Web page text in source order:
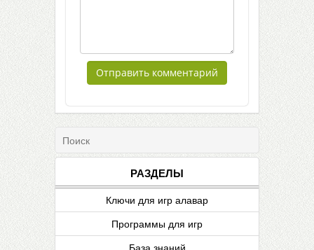
РАЗДЕЛЫ
Ключи для игр алавар
Программы для игр
База знаний